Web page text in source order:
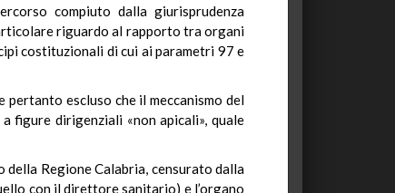
compiuto dalla giurisprudenza
riguardo al rapporto tra organi
costituzionali di cui ai parametri 97 e
escluso che il meccanismo del
figure dirigenziali «non apicali», quale
Regione Calabria, censurato dalla
con il direttore sanitario) e l’organo